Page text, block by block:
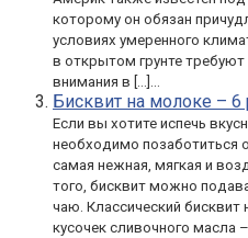
которому он обязан
условиях умеренного
в открытом грунте
внимания в […]...
Бисквит на молоке – 6
Если вы хотите испечь
необходимо позаботиться
самая нежная, мягкая и
того, бисквит можно
чаю. Классический бисквит
кусочек сливочного масла